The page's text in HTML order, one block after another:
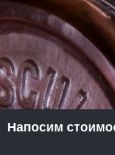
Напосим